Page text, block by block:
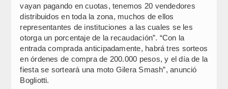
vayan pagando en cuotas, tenemos 20 vendedores
distribuidos en toda la zona, muchos de ellos
representantes de instituciones a las cuales se les
otorga un porcentaje de la recaudación”. “Con la
entrada comprada anticipadamente, habrá tres sorteos
en órdenes de compra de 200.000 pesos, y el día de la
fiesta se sorteará una moto Gilera Smash”, anunció
Bogliotti.